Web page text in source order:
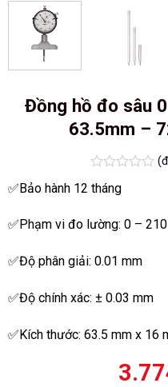
Đồng hồ đo sâu
63.5mm –
Được
xếp
0.0
5
✅Bảo hành 12 tháng
✅Phạm vi đo lường: 0 –
✅Độ phân giải: 0.01 mm
✅Độ chính xác: ± 0.03 mm
✅Kích thước: 63.5 mm x 16